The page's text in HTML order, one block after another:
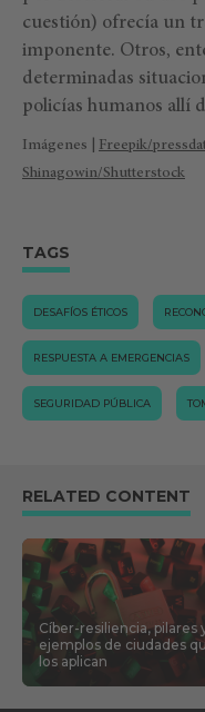
cuestión) ofrecía un
imponente. Otros,
determinadas
policías humanos allí
Imágenes | Freepik/
Shinagowin/Shutterstock
TAGS
DESAFÍOS ÉTICOS
RESPUESTA A EMERGENCIAS
SEGURIDAD PÚBLICA
RELATED CONTENT
Cíber-resiliencia, pilares
ejemplos de ciudades
los aplican